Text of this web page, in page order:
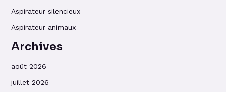
Aspirateur silencieux
Aspirateur animaux
Archives
août 2026
juillet 2026